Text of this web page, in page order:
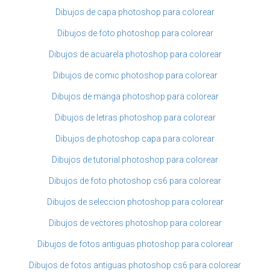
Dibujos de capa photoshop para colorear
Dibujos de foto photoshop para colorear
Dibujos de acuarela photoshop para colorear
Dibujos de comic photoshop para colorear
Dibujos de manga photoshop para colorear
Dibujos de letras photoshop para colorear
Dibujos de photoshop capa para colorear
Dibujos de tutorial photoshop para colorear
Dibujos de foto photoshop cs6 para colorear
Dibujos de seleccion photoshop para colorear
Dibujos de vectores photoshop para colorear
Dibujos de fotos antiguas photoshop para colorear
Dibujos de fotos antiguas photoshop cs6 para colorear